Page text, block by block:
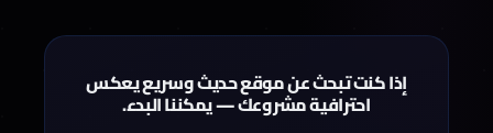
إذا كنت تبحث عن موقع حديث وسريع يعكس
احترافية مشروعك — يمكننا البدء.